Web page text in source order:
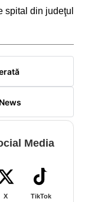
spital din judeţul
Media
X TikTok